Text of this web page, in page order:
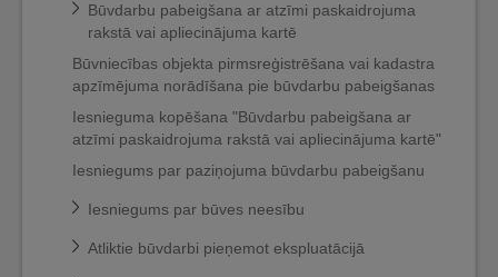
Būvdarbu pabeigšana ar atzīmi paskaidrojuma
rakstā vai apliecinājuma kartē
Būvniecības objekta pirmsreģistrēšana vai kadastra
apzīmējuma norādīšana pie būvdarbu pabeigšanas
Iesnieguma kopēšana "Būvdarbu pabeigšana ar
atzīmi paskaidrojuma rakstā vai apliecinājuma kartē"
Iesniegums par paziņojuma būvdarbu pabeigšanu
Iesniegums par būves neesību
Atliktie būvdarbi pieņemot ekspluatācijā